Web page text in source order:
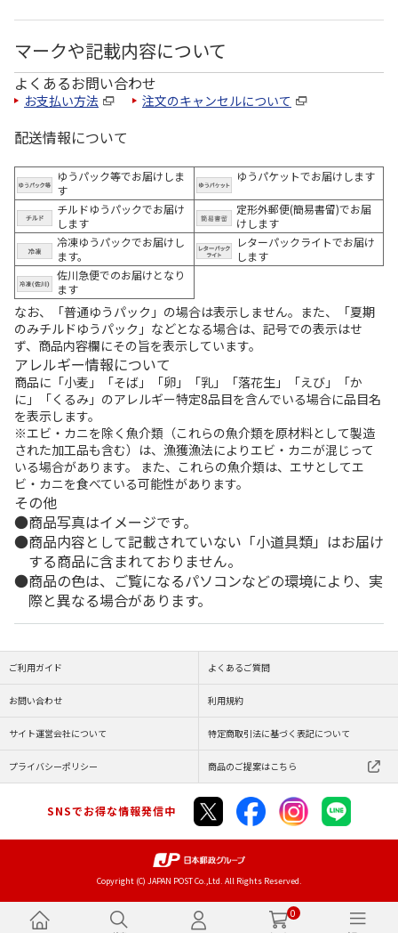
0
マークや記載内容について
よくあるお問い合わせ
お支払い方法 注文のキャンセルについて
配送情報について
ゆうパック等でお届けしま
す
ゆうパケットでお届けします
チルドゆうパックでお届け
します
定形外郵便(簡易書留)でお届
けします
冷凍ゆうパックでお届けし
ます。
レターパックライトでお届け
します
佐川急便でのお届けとなり
ます
なお、「普通ゆうパック」の場合は表示しません。また、「夏期
のみチルドゆうパック」などとなる場合は、記号での表示はせ
ず、商品内容欄にその旨を表示しています。
アレルギー情報について
商品に「小麦」「そば」「卵」「乳」「落花生」「えび」「か
に」「くるみ」のアレルギー特定8品目を含んでいる場合に品目名
を表示します。
※エビ・カニを除く魚介類（これらの魚介類を原材料として製造
された加工品も含む）は、漁獲漁法によりエビ・カニが混じって
いる場合があります。 また、これらの魚介類は、エサとしてエ
ビ・カニを食べている可能性があります。
その他
商品写真はイメージです。
商品内容として記載されていない「小道具類」はお届け
する商品に含まれておりません。
商品の色は、ご覧になるパソコンなどの環境により、実
際と異なる場合があります。
ご利用ガイド よくあるご質問
お問い合わせ 利用規約
サイト運営会社について 特定商取引法に基づく表記について
プライバシーポリシー 商品のご提案はこちら
SNSでお得な情報発信中
Copyright (C) JAPAN POST Co.,Ltd. All Rights Reserved.